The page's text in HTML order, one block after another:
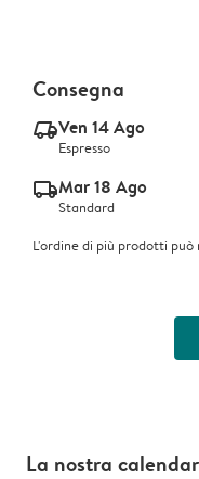
Consegna
delivery_express_v2Ven 14 Ago
Espresso
delivery_standard_v2Mar 18 Ago
Standard
L'ordine di più prodotti
La nostra